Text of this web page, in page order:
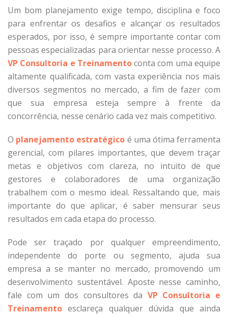
Um bom planejamento exige tempo, disciplina e foco
para enfrentar os desafios e alcançar os resultados
esperados, por isso, é sempre importante contar com
pessoas especializadas para orientar nesse processo. A
VP Consultoria e Treinamentoconta com uma equipe
altamente qualificada, com vasta experiência nos mais
diversos segmentos no mercado, a fim de fazer com
que sua empresa esteja sempre à frente da
concorrência, nesse cenário cada vez mais competitivo.
O planejamento estratégico é uma ótima ferramenta
gerencial, com pilares importantes, que devem traçar
metas e objetivos com clareza, no intuito de que
gestores e colaboradores de uma organização
trabalhem com o mesmo ideal. Ressaltando que, mais
importante do que aplicar, é saber mensurar seus
resultados em cada etapa do processo.
Pode ser traçado por qualquer empreendimento,
independente do porte ou segmento, ajuda sua
empresa a se manter no mercado, promovendo um
desenvolvimento sustentável. Aposte nesse caminho,
fale com um dos consultores da VP Consultoria e
Treinamento esclareça qualquer dúvida que ainda